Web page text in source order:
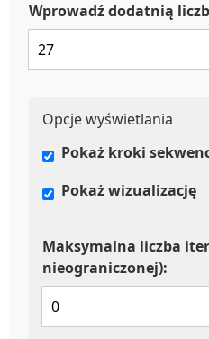
Wprowadź dodatnią
Opcje wyświetlania
Pokaż kroki
Pokaż wizualizację
Maksymalna liczba
nieograniczonej):